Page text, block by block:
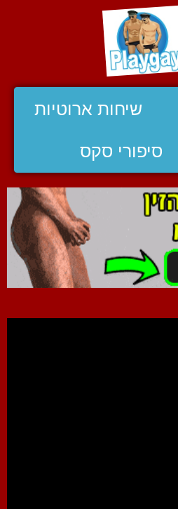
שיחות ארוטיות
סיפורי סקס